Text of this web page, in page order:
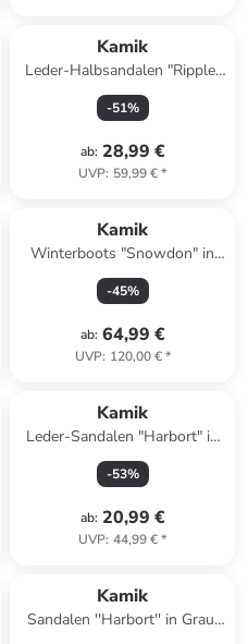
Kamik
Leder-Halbsandalen "Ripple"
in Grau
-51%
ab: 28,99 €
UVP: 59,99 €*
Kamik
Winterboots "Snowdon" in
Grau
-45%
ab: 64,99 €
UVP: 120,00 €*
Kamik
Leder-Sandalen "Harbort" in
Dunkelblau/ Grau
-53%
ab: 20,99 €
UVP: 44,99 €*
Kamik
Sandalen ''Harbort'' in Grau/